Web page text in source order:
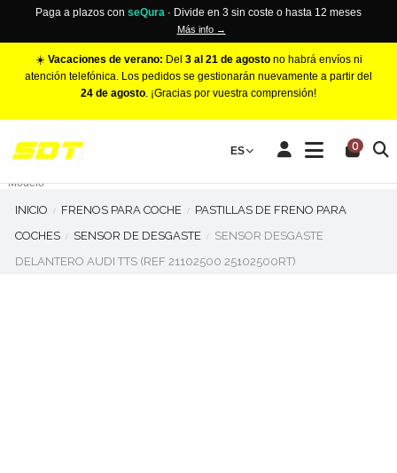
Paga a plazos con seQura · Divide en 3 sin coste o hasta 12 meses
Más info →
☀️ Vacaciones de verano: Del 3 al 21 de agostono habrá envíos ni
atención telefónica. Los pedidos se gestionarán nuevamente a partir del
24 de agosto. ¡Gracias por vuestra comprensión!
ES 0
Make
Modelo
INICIO FRENOS PARA COCHE
PASTILLAS DE FRENO PARA
COCHES
SENSOR DE DESGASTE
SENSOR DESGASTE
DELANTERO AUDI TTS (REF 21102500 25102500RT)